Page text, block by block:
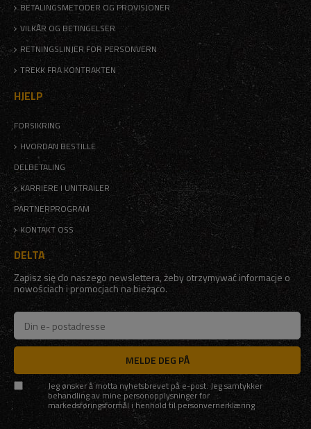
BETALINGSMETODER OG PROVISJONER
VILKÅR OG BETINGELSER
RETNINGSLINJER FOR PERSONVERN
TREKK FRA KONTRAKTEN
HJELP
FORSIKRING
HVORDAN BESTILLE
DELBETALING
KARRIERE I UNITRAILER
PARTNERPROGRAM
KONTAKT OSS
DELTA
Zapisz się do naszego newslettera, żeby otrzymywać informacje o
nowościach i promocjach na bieżąco.
MELDE DEG PÅ
Jeg ønsker å motta nyhetsbrevet på e-post. Jeg samtykker
behandling av mine personopplysninger for
markedsføringsformål i henhold til personvernerklæring